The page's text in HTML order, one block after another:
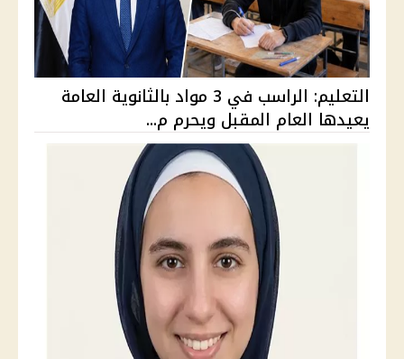
التعليم: الراسب في 3 مواد بالثانوية العامة
يعيدها العام المقبل ويحرم م...